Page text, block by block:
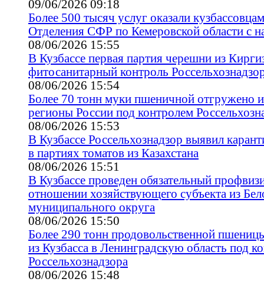
09/06/2026 09:18
Более 500 тысяч услуг оказали
Отделения СФР по Кемеровской области с
08/06/2026 15:55
В Кузбассе первая партия черешни из
фитосанитарный контроль
08/06/2026 15:54
Более 70 тонн муки пшеничной отгружено
регионы России под контролем
08/06/2026 15:53
В Кузбассе Россельхознадзор выявил
в партиях томатов из Казахстана
08/06/2026 15:51
В Кузбассе проведен обязательный
отношении хозяйствующего субъекта из
муниципального округа
08/06/2026 15:50
Более 290 тонн продовольственной
из Кузбасса в Ленинградскую область под
Россельхознадзора
08/06/2026 15:48